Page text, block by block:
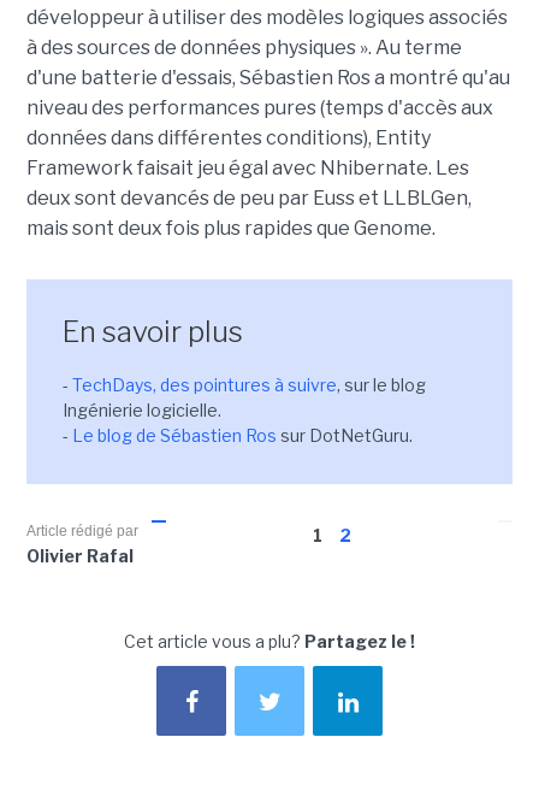
développeur à utiliser des modèles logiques associés
à des sources de données physiques ». Au terme
d'une batterie d'essais, Sébastien Ros a montré qu'au
niveau des performances pures (temps d'accès aux
données dans différentes conditions), Entity
Framework faisait jeu égal avec Nhibernate. Les
deux sont devancés de peu par Euss et LLBLGen,
mais sont deux fois plus rapides que Genome.
En savoir plus
- TechDays, des pointures à suivre, sur le blog
Ingénierie logicielle.
- Le blog de Sébastien Ros sur DotNetGuru.
1 2
Article rédigé par
Olivier Rafal
Cet article vous a plu? Partagez le !